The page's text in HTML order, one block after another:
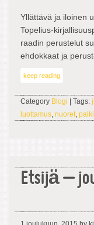
Yllättävä ja iloinen
Topelius-
raadin perustelut
ehdokkaat ja
keep reading
Category Blogi | Tags:
luottamus, nuoret,
Etsijä –